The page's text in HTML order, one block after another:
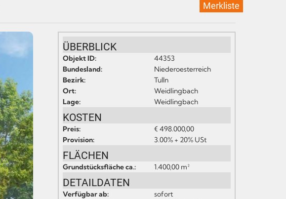
Merkliste
ÜBERBLICK
Objekt ID:
44353
Bundesland:
Niederoesterreich
Bezirk:
Tulln
Ort:
Weidlingbach
Lage:
Weidlingbach
KOSTEN
Preis:
€ 498.000,00
Provision:
3.00% + 20% USt
FLÄCHEN
Grundstücksfläche ca.: 1.400,00 m²
DETAILDATEN
Verfügbar ab:
sofort